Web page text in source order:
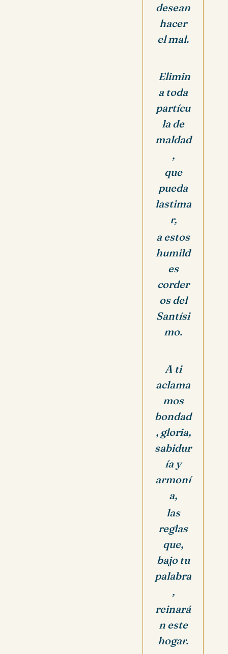
desean
hacer
el mal.
Elimin
a toda
partícu
la de
maldad
,
que
pueda
lastima
r,
a estos
humild
es
corder
os del
Santísi
mo.
A ti
aclama
mos
bondad
, gloria,
sabidur
ía y
armoní
a,
las
reglas
que,
bajo tu
palabra
,
reinará
n este
hogar.